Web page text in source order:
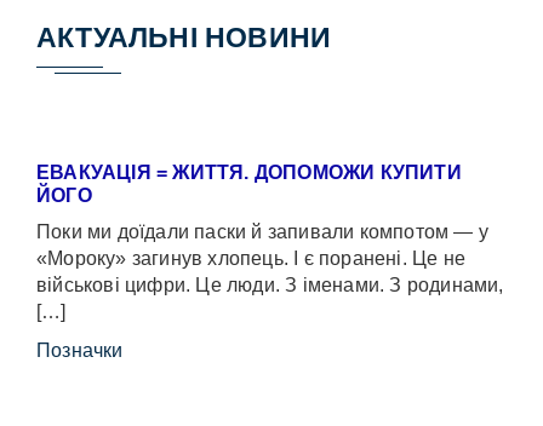
АКТУАЛЬНІ НОВИНИ
ЕВАКУАЦІЯ = ЖИТТЯ. ДОПОМОЖИ КУПИТИ
ЙОГО
Поки ми доїдали паски й запивали компотом — у
«Мороку» загинув хлопець. І є поранені. Це не
військові цифри. Це люди. З іменами. З родинами,
[…]
Позначки